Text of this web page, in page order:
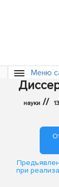
Меню
науки //
при